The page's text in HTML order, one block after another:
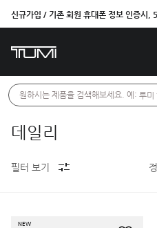
신규가입 / 기존 회원 휴대폰 정보 인증시,
원하시는 제품을 검색해보세요. 예: 투미
데일리
필터 보기
NEW